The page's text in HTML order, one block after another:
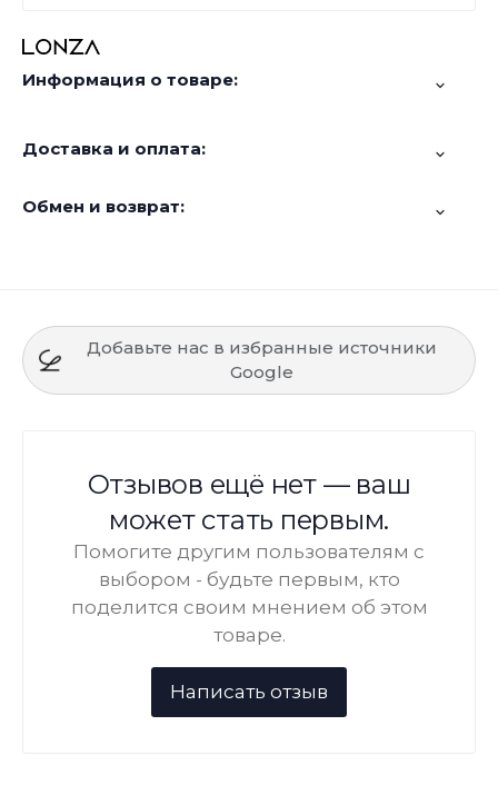
Информация о товаре:
Доставка и оплата:
Обмен и возврат:
Добавьте нас в избранные источники
Google
Отзывов ещё нет — ваш
может стать первым.
Помогите другим пользователям с
выбором - будьте первым, кто
поделится своим мнением об этом
товаре.